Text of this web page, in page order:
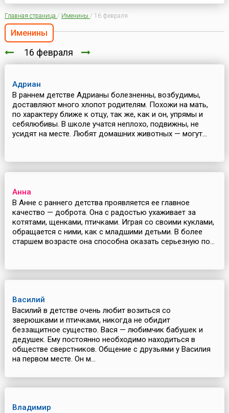
Главная страница / Именины / 16 февраля
Именины
16 февраля
Адриан
В раннем детстве Адрианы болезненны, возбудимы,
доставляют много хлопот родителям. Похожи на мать,
по характеру ближе к отцу, так же, как и он, упрямы и
себялюбивы. В школе учатся неплохо, подвижны, не
усидят на месте. Любят домашних животных — могут...
Анна
В Анне с раннего детства проявляется ее главное
качество — доброта. Она с радостью ухаживает за
котятами, щенками, птичками. Играя со своими куклами,
обращается с ними, как с младшими детьми. В более
старшем возрасте она способна оказать серьезную по...
Василий
Василий в детстве очень любит возиться со
зверюшками и птичками, никогда не обидит
беззащитное существо. Вася — любимчик бабушек и
дедушек. Ему постоянно необходимо находиться в
обществе сверстников. Общение с друзьями у Василия
на первом месте. Он м...
Владимир